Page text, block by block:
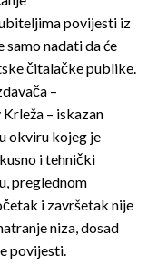
povijesti iz
samo nadati da će
čitalačke publike.
–
– iskazan
okviru kojeg je
i tehnički
preglednom
i završetak nije
niza, dosad
povijesti.